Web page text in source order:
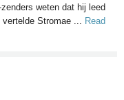
weten dat hij leed
Stromae ... Read